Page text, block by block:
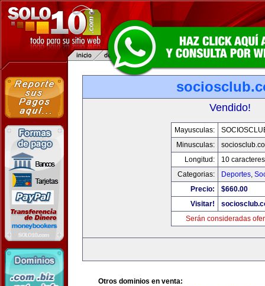
Vendido!
Mayusculas:
Minusculas:
Longitud:
10 caracteres
Categorias:
Deportes,
Precio:
$660.00
Visitar!
Serán consideradas
Otros dominios en venta: